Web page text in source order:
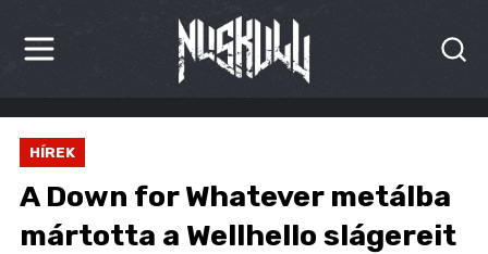
HÍREK
KRITIKÁK
BESZÁMOLÓK
HÍREK
A Down for Whatever metálba
mártotta a Wellhello slágereit